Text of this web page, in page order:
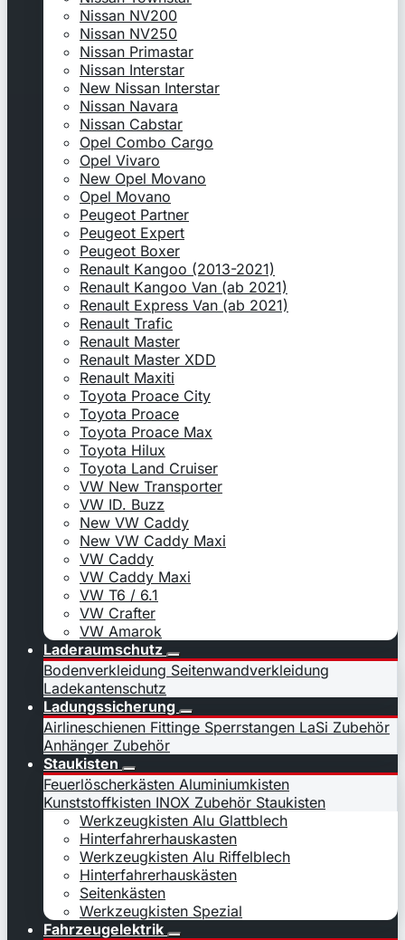
Nissan NV200
Nissan NV250
Nissan Primastar
Nissan Interstar
New Nissan Interstar
Nissan Navara
Nissan Cabstar
Opel Combo Cargo
Opel Vivaro
New Opel Movano
Opel Movano
Peugeot Partner
Peugeot Expert
Peugeot Boxer
Renault Kangoo (2013-2021)
Renault Kangoo Van (ab 2021)
Renault Express Van (ab 2021)
Renault Trafic
Renault Master
Renault Master XDD
Renault Maxiti
Toyota Proace City
Toyota Proace
Toyota Proace Max
Toyota Hilux
Toyota Land Cruiser
VW New Transporter
VW ID. Buzz
New VW Caddy
New VW Caddy Maxi
VW Caddy
VW Caddy Maxi
VW T6 / 6.1
VW Crafter
VW Amarok
Laderaumschutz
Bodenverkleidung Seitenwandverkleidung
Ladekantenschutz
Ladungssicherung
Airlineschienen Fittinge Sperrstangen LaSi Zubehör
Anhänger Zubehör
Staukisten
Feuerlöscherkästen Aluminiumkisten
Kunststoffkisten INOX Zubehör Staukisten
Werkzeugkisten Alu Glattblech
Hinterfahrerhauskasten
Werkzeugkisten Alu Riffelblech
Hinterfahrerhauskästen
Seitenkästen
Werkzeugkisten Spezial
Fahrzeugelektrik